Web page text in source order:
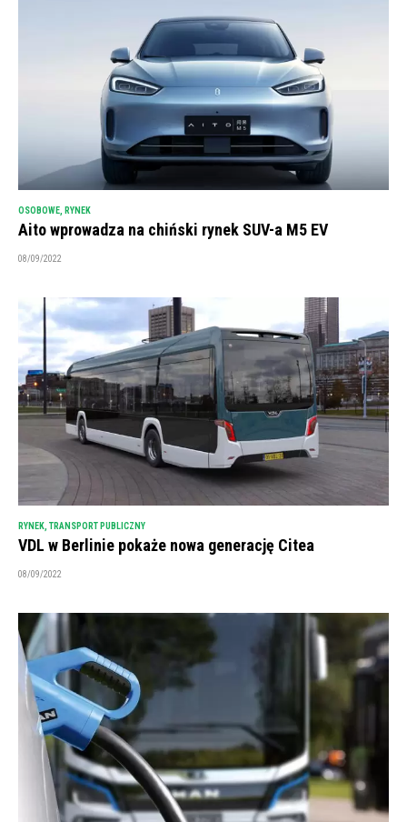
OSOBOWE RYNEK
Aito wprowadza na chiński rynek SUV-a M5 EV
08/09/2022
RYNEK TRANSPORT PUBLICZNY
VDL w Berlinie pokaże nowa generację Citea
08/09/2022